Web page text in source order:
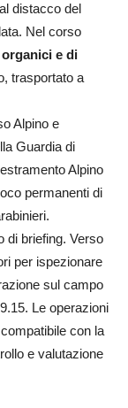
distacco del
Nel corso
e di
trasportato a
Alpino e
Guardia di
Alpino
permanenti di
di briefing. Verso
per ispezionare
sul campo
Le operazioni
con la
e valutazione